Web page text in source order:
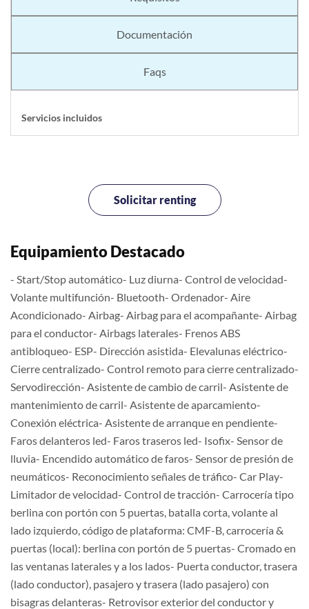
Documentación
Faqs
Servicios incluidos
Solicitar renting
Equipamiento Destacado
- Start/Stop automático- Luz diurna- Control de velocidad-
Volante multifunción- Bluetooth- Ordenador- Aire
Acondicionado- Airbag- Airbag para el acompañante- Airbag
para el conductor- Airbags laterales- Frenos ABS
antibloqueo- ESP- Dirección asistida- Elevalunas eléctrico-
Cierre centralizado- Control remoto para cierre centralizado-
Servodirección- Asistente de cambio de carril- Asistente de
mantenimiento de carril- Asistente de aparcamiento-
Conexión eléctrica- Asistente de arranque en pendiente-
Faros delanteros led- Faros traseros led- Isofix- Sensor de
lluvia- Encendido automático de faros- Sensor de presión de
neumáticos- Reconocimiento señales de tráfico- Car Play-
Limitador de velocidad- Control de tracción- Carrocería tipo
berlina con portón con 5 puertas, batalla corta, volante al
lado izquierdo, código de plataforma: CMF-B, carrocería &
puertas (local): berlina con portón de 5 puertas- Cromado en
las ventanas laterales y a los lados- Puerta conductor, trasera
(lado conductor), pasajero y trasera (lado pasajero) con
bisagras delanteras- Retrovisor exterior del conductor y